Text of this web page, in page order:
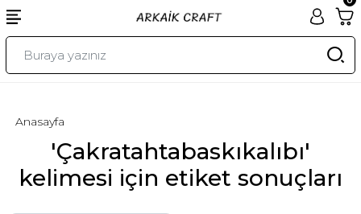
'Çakratahtabaskıkalıbı'
kelimesi için etiket sonuçları
Anasayfa